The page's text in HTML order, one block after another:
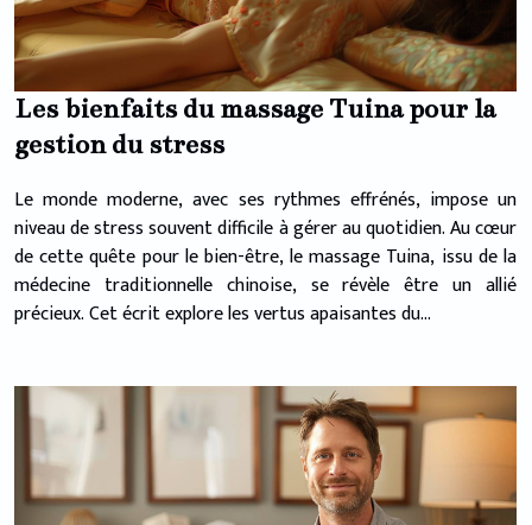
Les bienfaits du massage Tuina pour la
gestion du stress
Le monde moderne, avec ses rythmes effrénés, impose un
niveau de stress souvent difficile à gérer au quotidien. Au cœur
de cette quête pour le bien-être, le massage Tuina, issu de la
médecine traditionnelle chinoise, se révèle être un allié
précieux. Cet écrit explore les vertus apaisantes du...